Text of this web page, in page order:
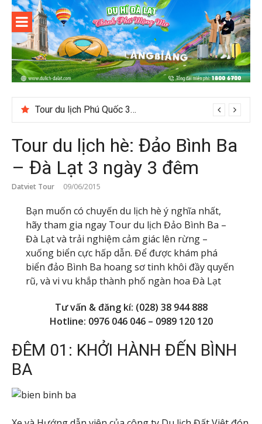
Skip
content
Du lịch Đà
Lạt
Tour du lịch Phú Quốc 3N3D: Hành trình khám phá đảo Ngọc
Tour du lịch hè: Đảo Bình Ba
– Đà Lạt 3 ngày 3 đêm
Datviet Tour 09/06/2015
Bạn muốn có chuyến du lịch hè ý nghĩa nhất,
hãy tham gia ngay Tour du lịch Đảo Bình Ba –
Đà Lạt và trải nghiệm cảm giác lên rừng –
xuống biển cực hấp dẫn. Để được khám phá
biển đảo Bình Ba hoang sơ tinh khôi đầy quyến
rũ, và vi vu khắp thành phố ngàn hoa Đà Lạt
Tư vấn & đăng kí: (028) 38 944 888
Hotline: 0976 046 046 – 0989 120 120
ĐÊM 01: KHỞI HÀNH ĐẾN BÌNH
BA